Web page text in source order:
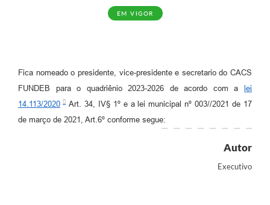
EM VIGOR
Fica nomeado o presidente, vice-presidente e secretario do CACS
FUNDEB para o quadriênio 2023-2026 de acordo com a lei
14.113/2020
Art. 34, IV§ 1º e a lei municipal nº 003//2021 de 17
de março de 2021, Art.6º conforme segue:
Autor
Executivo